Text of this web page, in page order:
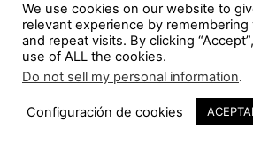
Los más recientes
Hernán Ordóñez Valverde 2
Me gusto su artículo, felicitaciones
We use cookies on our website to
relevant experience by
and repeat visits. By clicking
use of ALL the cookies.
Do not sell my personal information.
Configuración de cookies